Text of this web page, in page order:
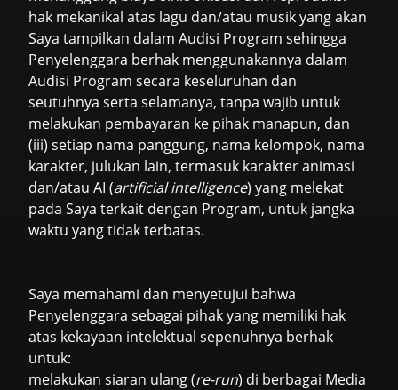
hak mekanikal atas lagu dan/atau musik yang akan
Saya tampilkan dalam Audisi Program sehingga
Penyelenggara berhak menggunakannya dalam
Audisi Program secara keseluruhan dan
seutuhnya serta selamanya, tanpa wajib untuk
melakukan pembayaran ke pihak manapun, dan
(iii) setiap nama panggung, nama kelompok, nama
karakter, julukan lain, termasuk karakter animasi
dan/atau AI (artificial intelligence) yang melekat
pada Saya terkait dengan Program, untuk jangka
waktu yang tidak terbatas.
Saya memahami dan menyetujui bahwa
Penyelenggara sebagai pihak yang memiliki hak
atas kekayaan intelektual sepenuhnya berhak
untuk:
melakukan siaran ulang (re-run) di berbagai Media